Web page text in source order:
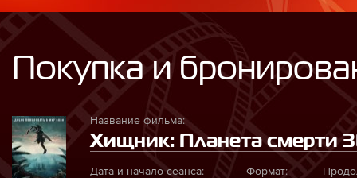
Покупка и
Название фильма:
Хищник: Планета смерти
Дата и начало сеанса: Формат: